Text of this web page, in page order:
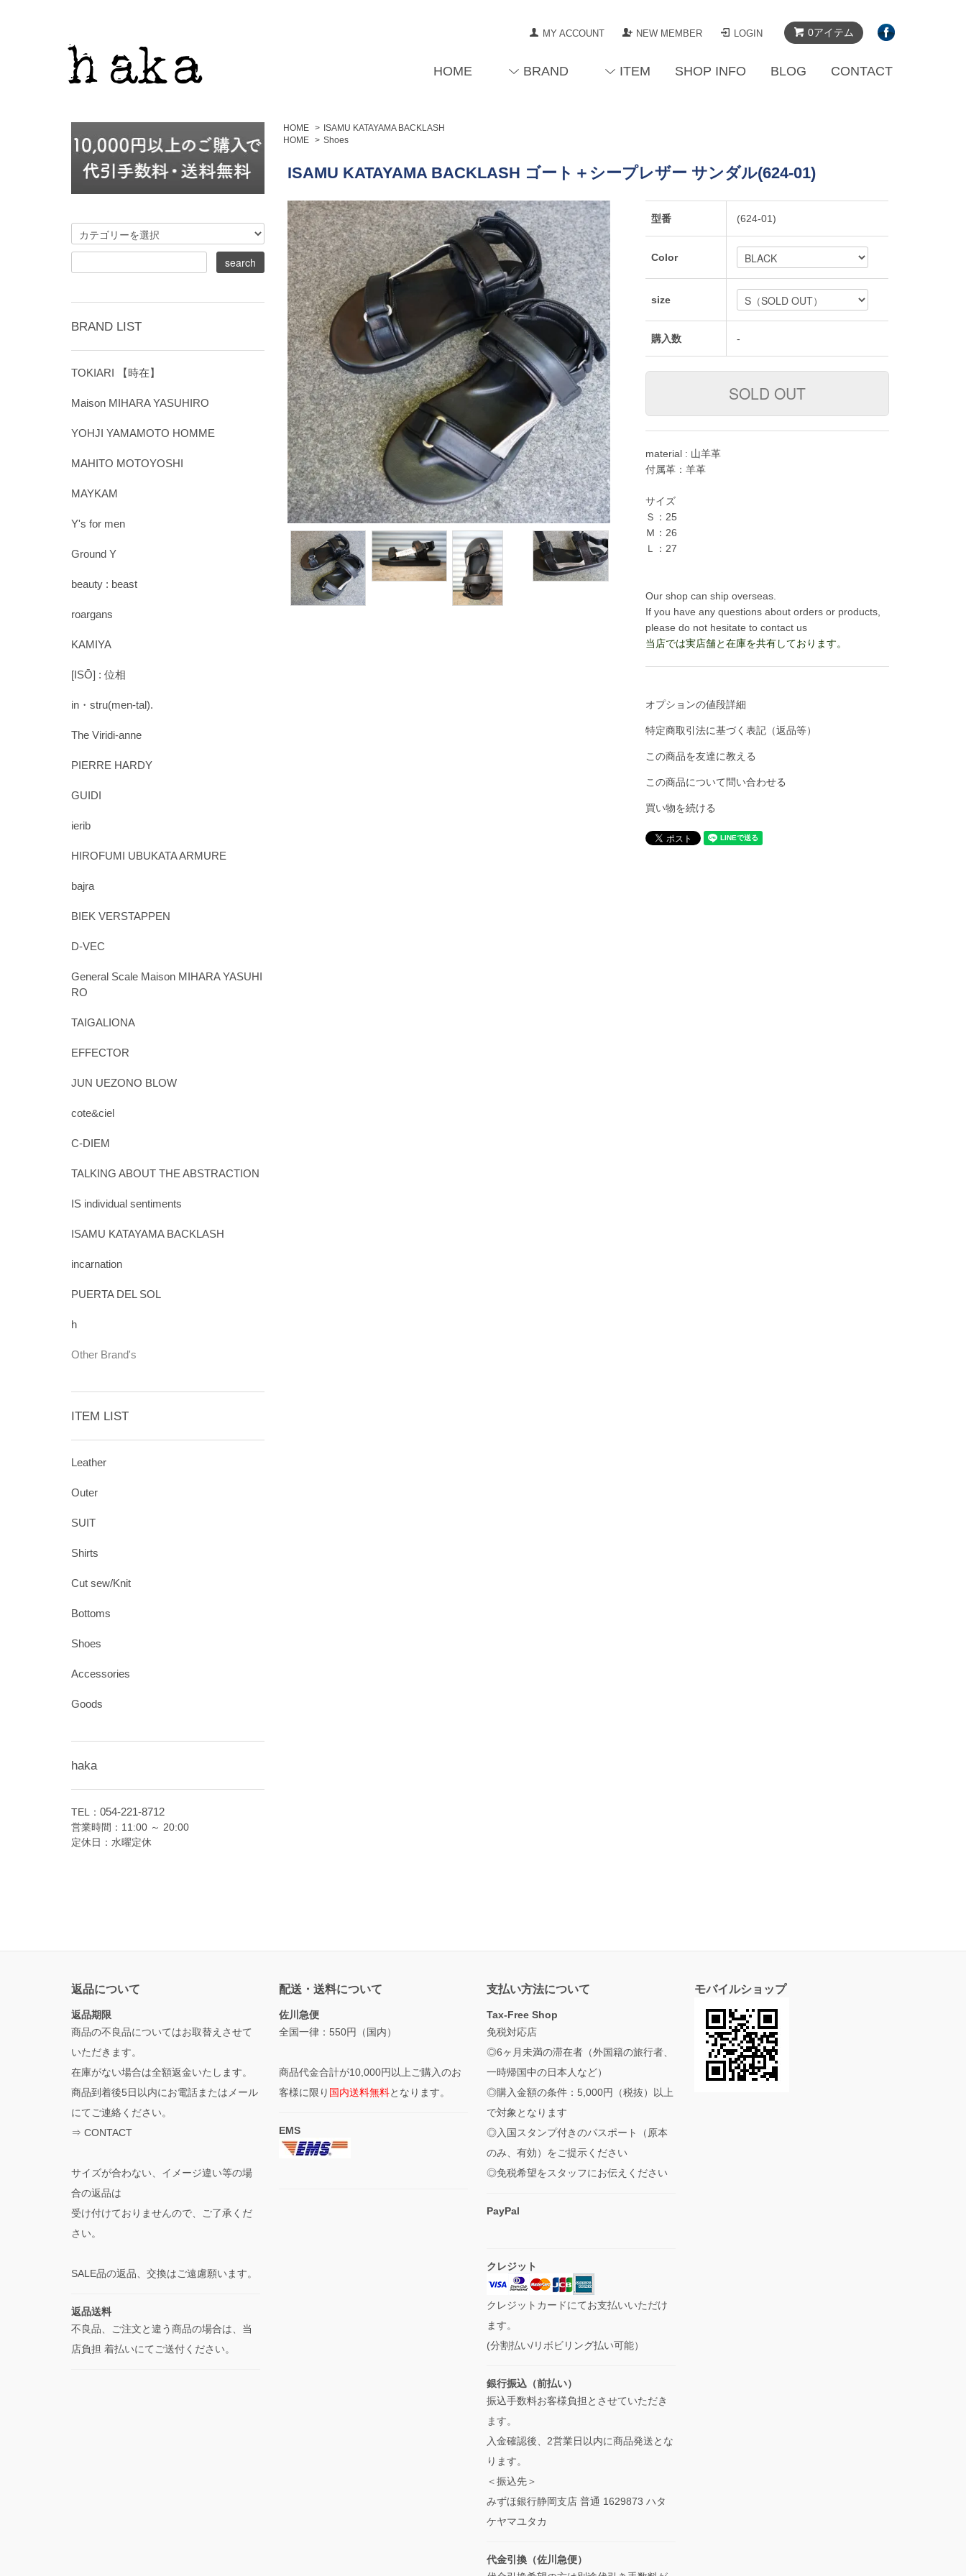
0アイテム
MY ACCOUNT NEW MEMBER LOGIN
HOME BRAND ITEM SHOP INFO BLOG CONTACT
HOME > ISAMU KATAYAMA BACKLASH
HOME
> Shoes
ISAMU KATAYAMA BACKLASH ゴート＋シープレザー サンダル(624-01)
型番 (624-01)
Color
size
購入数 -
material : 山羊革
付属革：羊革
サイズ
Ｓ：25
Ｍ：26
Ｌ：27
Our shop can ship overseas.
If you have any questions about orders or products,
please do not hesitate to contact us
当店では実店舗と在庫を共有しております。
オプションの値段詳細
特定商取引法に基づく表記（返品等）
この商品を友達に教える
この商品について問い合わせる
買い物を続ける
BRAND LIST
TOKIARI 【時在】
Maison MIHARA YASUHIRO
YOHJI YAMAMOTO HOMME
MAHITO MOTOYOSHI
MAYKAM
Y's for men
Ground Y
beauty : beast
roargans
KAMIYA
[ISŌ] : 位相
in・stru(men-tal).
The Viridi-anne
PIERRE HARDY
GUIDI
ierib
HIROFUMI UBUKATA ARMURE
bajra
BIEK VERSTAPPEN
D-VEC
General Scale Maison MIHARA YASUHI
RO
TAIGALIONA
EFFECTOR
JUN UEZONO BLOW
cote&ciel
C-DIEM
TALKING ABOUT THE ABSTRACTION
IS individual sentiments
ISAMU KATAYAMA BACKLASH
incarnation
PUERTA DEL SOL
h
Other Brand's
ITEM LIST
Leather
Outer
SUIT
Shirts
Cut sew/Knit
Bottoms
Shoes
Accessories
Goods
haka
TEL： 054-221-8712
営業時間：11:00 ～ 20:00
定休日：水曜定休
返品について
返品期限
商品の不良品についてはお取替えさせて
いただきます。
在庫がない場合は全額返金いたします。
商品到着後5日以内にお電話またはメール
にてご連絡ください。
⇒ CONTACT
サイズが合わない、イメージ違い等の場
合の返品は
受け付けておりませんので、ご了承くだ
さい。
SALE品の返品、交換はご遠慮願います。
返品送料
不良品、ご注文と違う商品の場合は、当
店負担 着払いにてご送付ください。
配送・送料について
佐川急便
全国一律：550円（国内）
商品代金合計が10,000円以上ご購入のお
客様に限り 国内送料無料となります。
EMS
支払い方法について
Tax-Free Shop
免税対応店
◎6ヶ月未満の滞在者（外国籍の旅行者、
一時帰国中の日本人など）
◎購入金額の条件：5,000円（税抜）以上
で対象となります
◎入国スタンプ付きのパスポート（原本
のみ、有効）をご提示ください
◎免税希望をスタッフにお伝えください
PayPal
クレジット
クレジットカードにてお支払いいただけ
ます。
(分割払い/リボビリング払い可能）
銀行振込（前払い）
振込手数料お客様負担とさせていただき
ます。
入金確認後、2営業日以内に商品発送とな
ります。
＜振込先＞
みずほ銀行静岡支店 普通 1629873 ハタ
ケヤマユタカ
代金引換（佐川急便）
モバイルショップ